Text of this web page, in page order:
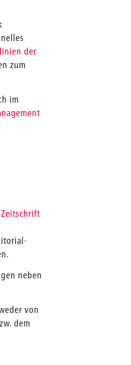
der
zum
im
Zeitschrift
neben
von
dem